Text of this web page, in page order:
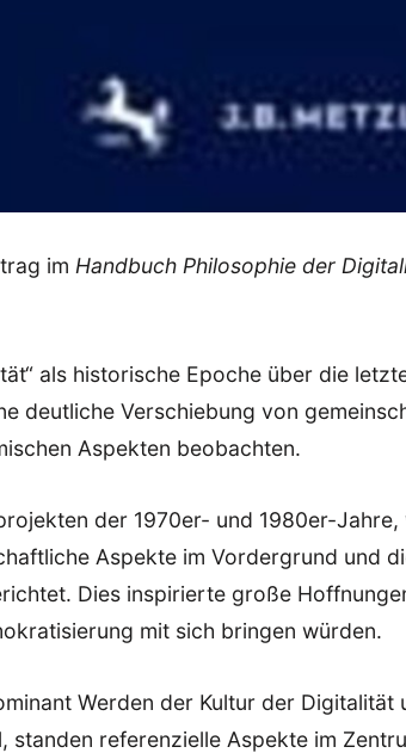
im Handbuch Philosophie der
als historische Epoche über die
deutliche Verschiebung von
Aspekten beobachten.
der 1970er- und 1980er-Jahre,
Aspekte im Vordergrund und
Dies inspirierte große
mit sich bringen würden.
Werden der Kultur der Digitalität
standen referenzielle Aspekte im